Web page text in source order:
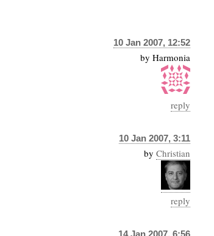
10 Jan 2007, 12:52
by Harmonia
reply
10 Jan 2007, 3:11
by Christian
reply
14 Jan 2007, 6:56